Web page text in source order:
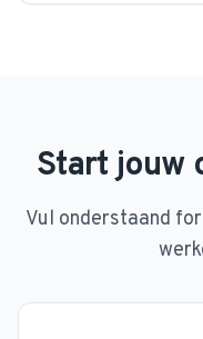
Start jouw
Vul onderstaand